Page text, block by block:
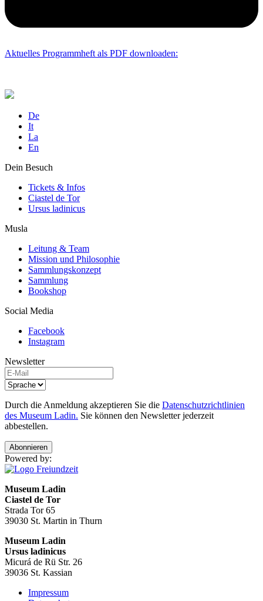
Aktuelles Programmheft als PDF downloaden:
De
It
La
En
Dein Besuch
Tickets & Infos
Ciastel de Tor
Ursus ladinicus
Musla
Leitung & Team
Mission und Philosophie
Sammlungskonzept
Sammlung
Bookshop
Social Media
Facebook
Instagram
Newsletter
Durch die Anmeldung akzeptieren Sie die Datenschutzrichtlinien
des Museum Ladin. Sie können den Newsletter jederzeit
abbestellen.
Abonnieren
Powered by:
Museum Ladin
Ciastel de Tor
Strada Tor 65
39030 St. Martin in Thurn
Museum Ladin
Ursus ladinicus
Micurá de Rü Str. 26
39036 St. Kassian
Impressum